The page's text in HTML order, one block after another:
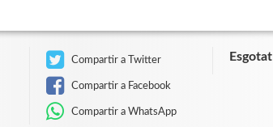
Compartir a Twitter
Compartir a Facebook
Compartir a WhatsApp
Esgotat